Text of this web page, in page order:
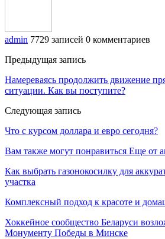
admin 7729 записей 0 комментариев
Предыдущая запись
Намереваясь продолжить движение
ситуации. Как вы поступите?
Следующая запись
Что с курсом доллара и евро сегодня?
Вам также могут понравиться Еще от
Как выбрать газонокосилку для
участка
Комплексный подход к красоте и
Хоккейное сообщество Беларуси
Монументу Победы в Минске